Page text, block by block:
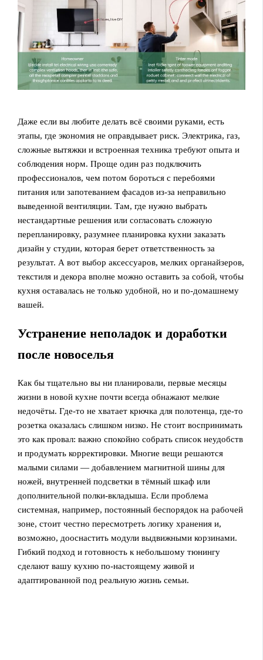
Даже если вы любите делать всё своими руками, есть
этапы, где экономия не оправдывает риск. Электрика, газ,
сложные вытяжки и встроенная техника требуют опыта и
соблюдения норм. Проще один раз подключить
профессионалов, чем потом бороться с перебоями
питания или запотеванием фасадов из‑за неправильно
выведенной вентиляции. Там, где нужно выбрать
нестандартные решения или согласовать сложную
перепланировку, разумнее планировка кухни заказать
дизайн у студии, которая берет ответственность за
результат. А вот выбор аксессуаров, мелких органайзеров,
текстиля и декора вполне можно оставить за собой, чтобы
кухня оставалась не только удобной, но и по‑домашнему
вашей.
Устранение неполадок и доработки
после новоселья
Как бы тщательно вы ни планировали, первые месяцы
жизни в новой кухне почти всегда обнажают мелкие
недочёты. Где‑то не хватает крючка для полотенца, где‑то
розетка оказалась слишком низко. Не стоит воспринимать
это как провал: важно спокойно собрать список неудобств
и продумать корректировки. Многие вещи решаются
малыми силами — добавлением магнитной шины для
ножей, внутренней подсветки в тёмный шкаф или
дополнительной полки‑вкладыша. Если проблема
системная, например, постоянный беспорядок на рабочей
зоне, стоит честно пересмотреть логику хранения и,
возможно, дооснастить модули выдвижными корзинами.
Гибкий подход и готовность к небольшому тюнингу
сделают вашу кухню по‑настоящему живой и
адаптированной под реальную жизнь семьи.